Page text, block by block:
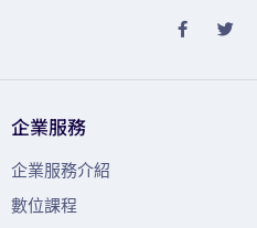
企業服務
企業服務介紹
數位課程